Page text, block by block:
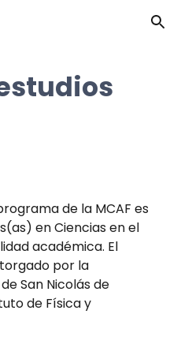
Skip to navigation
de la MCAF es
en Ciencias en el
académica. El
por la
San Nicolás de
de Física y